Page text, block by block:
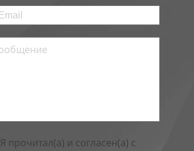
Я прочитал(а) и согласен(а) с